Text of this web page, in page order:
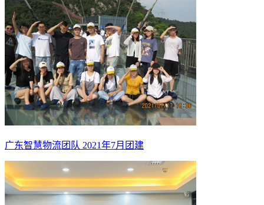
广东智慧物流团队 2021年7月团建